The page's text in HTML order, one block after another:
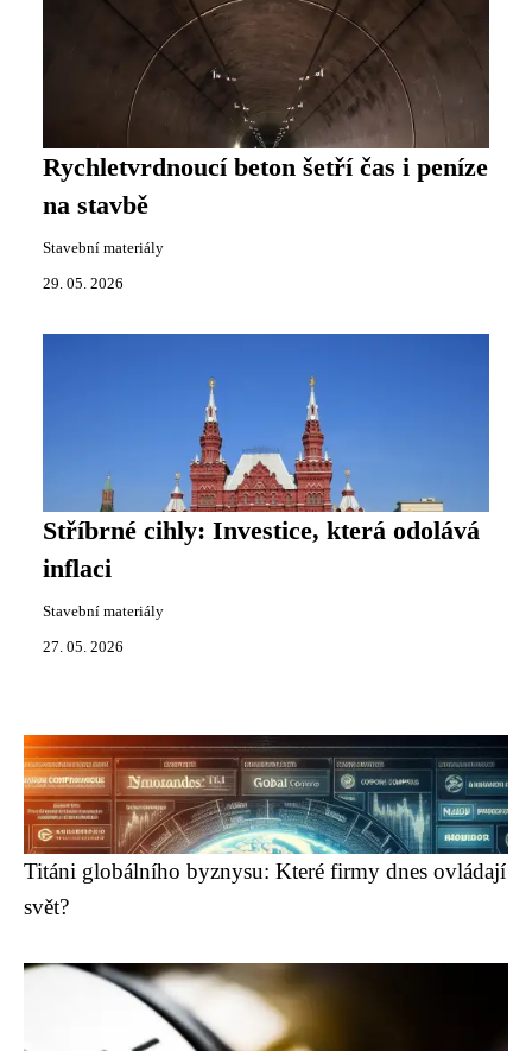
Rychletvrdnoucí beton šetří čas i peníze
na stavbě
Stavební materiály
29. 05. 2026
Stříbrné cihly: Investice, která odolává
inflaci
Stavební materiály
27. 05. 2026
Titáni globálního byznysu: Které firmy dnes ovládají
svět?